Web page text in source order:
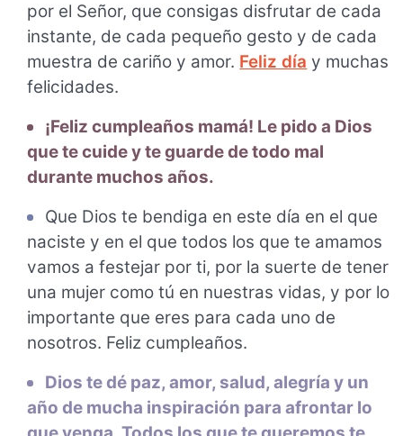
por el Señor, que consigas disfrutar de cada
instante, de cada pequeño gesto y de cada
muestra de cariño y amor. Feliz día y muchas
felicidades.
¡Feliz cumpleaños mamá! Le pido a Dios
que te cuide y te guarde de todo mal
durante muchos años.
Que Dios te bendiga en este día en el que
naciste y en el que todos los que te amamos
vamos a festejar por ti, por la suerte de tener
una mujer como tú en nuestras vidas, y por lo
importante que eres para cada uno de
nosotros. Feliz cumpleaños.
Dios te dé paz, amor, salud, alegría y un
año de mucha inspiración para afrontar lo